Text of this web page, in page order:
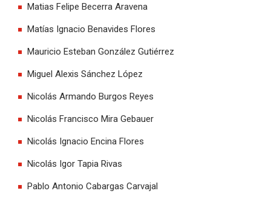
Matias Felipe Becerra Aravena
Matías Ignacio Benavides Flores
Mauricio Esteban González Gutiérrez
Miguel Alexis Sánchez López
Nicolás Armando Burgos Reyes
Nicolás Francisco Mira Gebauer
Nicolás Ignacio Encina Flores
Nicolás Igor Tapia Rivas
Pablo Antonio Cabargas Carvajal